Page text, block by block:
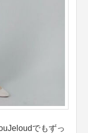
でもずっ